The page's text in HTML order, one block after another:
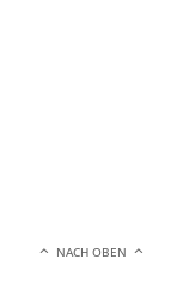
NACH OBEN